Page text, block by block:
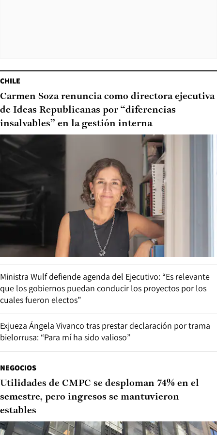
CHILE
Carmen Soza renuncia como directora ejecutiva
de Ideas Republicanas por “diferencias
insalvables” en la gestión interna
Ministra Wulf defiende agenda del Ejecutivo: “Es relevante
que los gobiernos puedan conducir los proyectos por los
cuales fueron electos”
Exjueza Ángela Vivanco tras prestar declaración por trama
bielorrusa: “Para mí ha sido valioso”
NEGOCIOS
Utilidades de CMPC se desploman 74% en el
semestre, pero ingresos se mantuvieron
estables